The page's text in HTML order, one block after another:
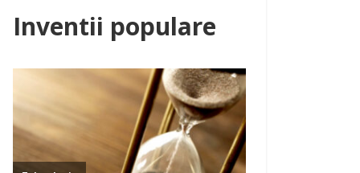
Inventii populare